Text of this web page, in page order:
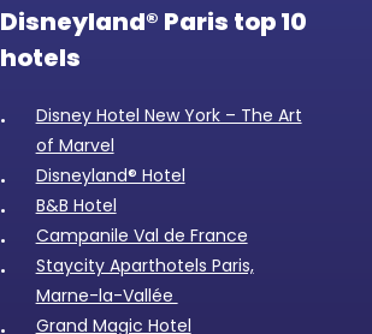
Disneyland® Paris top 10
hotels
Disney Hotel New York – The Art
of Marvel
Disneyland® Hotel
B&B Hotel
Campanile Val de France
Staycity Aparthotels Paris,
Marne-la-Vallée
Grand Magic Hotel